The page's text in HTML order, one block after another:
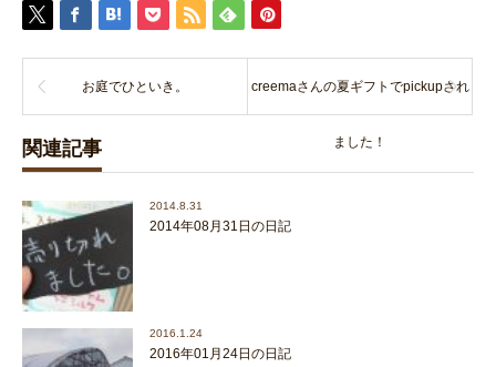
お庭でひといき。 creemaさんの夏ギフトでpickupされ
ました！
関連記事
2014.8.31
2014年08月31日の日記
2016.1.24
2016年01月24日の日記